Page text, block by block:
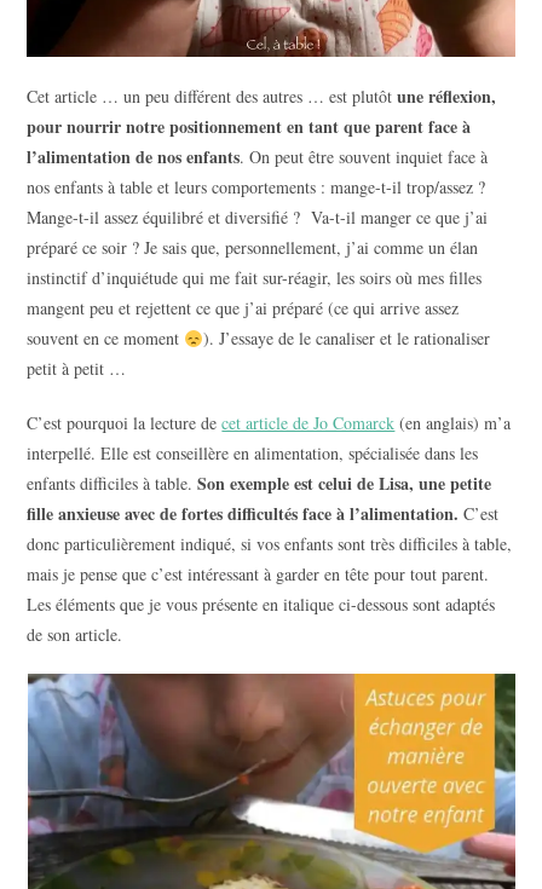
Cet article … un peu différent des autres … est plutôtune réflexion,
pour nourrir notre positionnement en tant que parent face à
l’alimentation de nos enfants. On peut être souvent inquiet face à
nos enfants à table et leurs comportements : mange-t-il trop/assez ?
Mange-t-il assez équilibré et diversifié ? Va-t-il manger ce que j’ai
préparé ce soir ? Je sais que, personnellement, j’ai comme un élan
instinctif d’inquiétude qui me fait sur-réagir, les soirs où mes filles
mangent peu et rejettent ce que j’ai préparé (ce qui arrive assez
souvent en ce moment
). J’essaye de le canaliser et le rationaliser
petit à petit …
C’est pourquoi la lecture decet article de Jo Comarck (en anglais) m’a
interpellé. Elle est conseillère en alimentation, spécialisée dans les
enfants difficiles à table.Son exemple est celui de Lisa, une petite
fille anxieuse avec de fortes difficultés face à l’alimentation. C’est
donc particulièrement indiqué, si vos enfants sont très difficiles à table,
mais je pense que c’est intéressant à garder en tête pour tout parent.
Les éléments que je vous présente en italique ci-dessous sont adaptés
de son article.